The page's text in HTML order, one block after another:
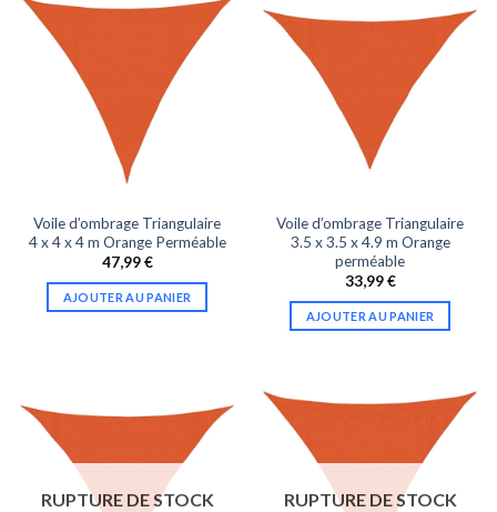
Voile d’ombrage Triangulaire
4 x 4 x 4 m Orange Perméable
47,99€
AJOUTER AU PANIER
Voile d’ombrage Triangulaire
3.5 x 3.5 x 4.9 m Orange
perméable
33,99€
AJOUTER AU PANIER
RUPTURE DE STOCK RUPTURE DE STOCK